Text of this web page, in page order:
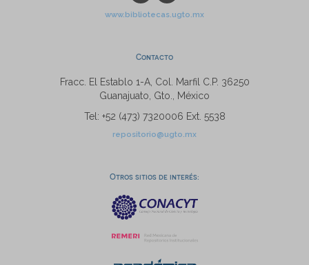
www.bibliotecas.ugto.mx
Contacto
Fracc. El Establo 1-A, Col. Marfil C.P. 36250
Guanajuato, Gto., México
Tel: +52 (473) 7320006 Ext. 5538
repositorio@ugto.mx
Otros sitios de interés: